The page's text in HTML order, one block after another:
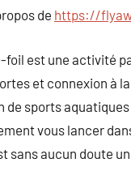
de https://
foil est une activité
et connexion à
de sports
vous lancer
sans aucun doute